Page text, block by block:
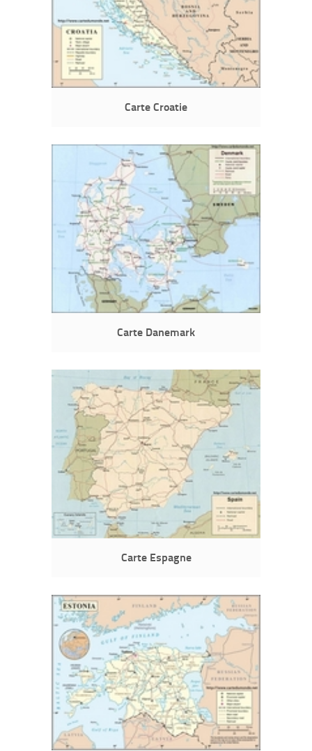
Carte Croatie
Carte Danemark
Carte Espagne